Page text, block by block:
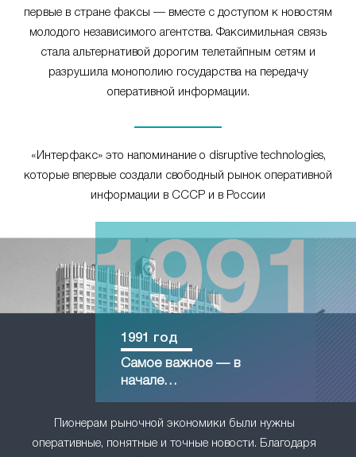
первые в стране факсы — вместе с доступом к новостям
молодого независимого агентства. Факсимильная связь
стала альтернативой дорогим телетайпным сетям и
разрушила монополию государства на передачу
оперативной информации.
«Интерфакс» это напоминание о disruptive technologies,
которые впервые создали свободный рынок оперативной
информации в СССР и в России
Пионерам рыночной экономики были нужны
оперативные, понятные и точные новости. Благодаря
1991 год
Самое важное — в
начале…